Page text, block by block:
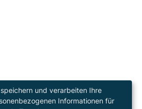
und verarbeiten Ihre
Informationen für